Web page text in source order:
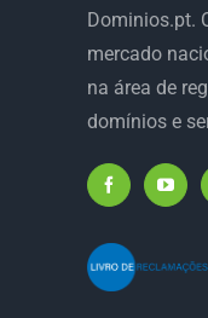
Dominios.pt.
mercado
na área de
domínios e